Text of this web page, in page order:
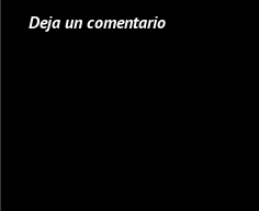
Deja un comentario